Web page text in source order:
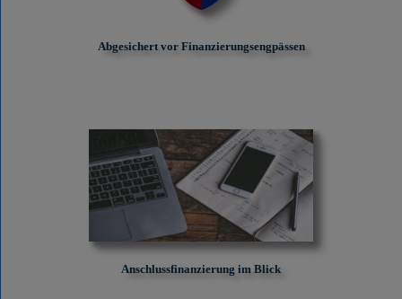
Abgesichert vor Finanzierungs­engpässen
Anschlussfinanzierung im Blick